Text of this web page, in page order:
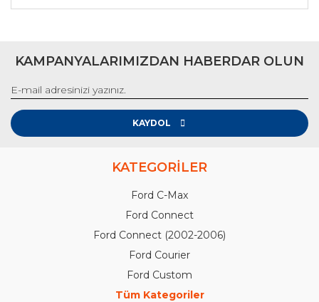
KAMPANYALARIMIZDAN HABERDAR OLUN
KAYDOL
KATEGORİLER
Ford C-Max
Ford Connect
Ford Connect (2002-2006)
Ford Courier
Ford Custom
Tüm Kategoriler